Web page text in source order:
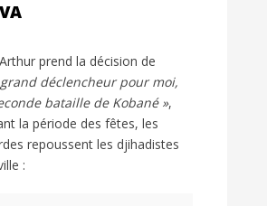
prend la décision de
grand déclencheur pour moi,
bataille de Kobané »,
la période des fêtes, les
repoussent les djihadistes
: